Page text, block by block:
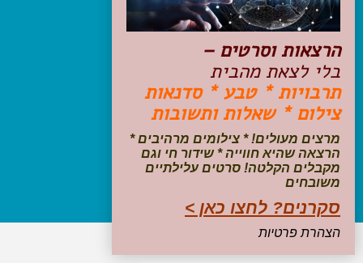
מלונות בוטיק בישראל
טיפים והמלצות
הכנות לנסיעה
טיולי ג'יפים
טיולים עם ילדים
שייט, הפלגות, קרוזים
עקבו אחרינו בפייסבוק
הרצאות וסרטים –
בלי לצאת מהבית
תרבויות * טבע * סדנאות
צילום * שאלות ותשובות
מרצים מעולים! * צילומים מרהיבים *
הרצאה שהיא חווייה * שידור חי וגם
מקבלים הקלטה! סרטים עלילתיים
משובחים
סקרנים? לחצו כאן >
הצהרת פרטיות